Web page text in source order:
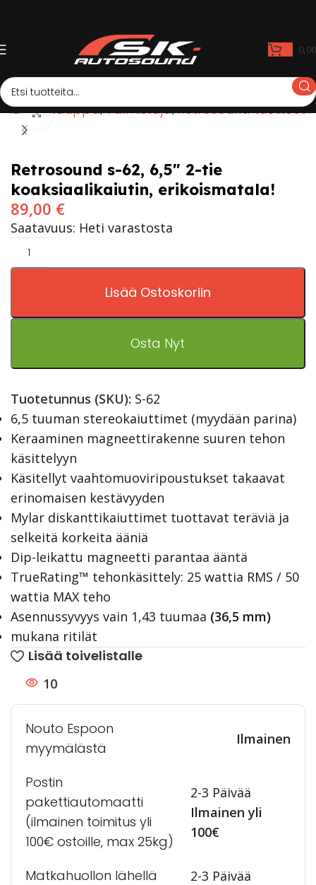
Etusivu Kauppa Valmistaja Retrosound tuotteet
Click to enlarge
Retrosound s-62, 6,5″ 2-tie
koaksiaalikaiutin, erikoismatala!
89,00 €
Saatavuus: Heti varastosta
Lisää Ostoskoriin
Osta Nyt
Tuotetunnus (SKU): S-62
6,5 tuuman stereokaiuttimet (myydään parina)
Keraaminen magneettirakenne suuren tehon
käsittelyyn
Käsitellyt vaahtomuoviripoustukset takaavat
erinomaisen kestävyyden
Mylar diskanttikaiuttimet tuottavat teräviä ja
selkeitä korkeita ääniä
Dip-leikattu magneetti parantaa ääntä
TrueRating™ tehonkäsittely: 25 wattia RMS / 50
wattia MAX teho
Asennussyvyys vain 1,43 tuumaa (36,5 mm)
mukana ritilät
Lisää toivelistalle
10
Nouto Espoon
myymälästä
Ilmainen
Postin
pakettiautomaatti
(ilmainen toimitus yli
100€ ostoille, max 25kg)
2-3 Päivää
Ilmainen yli
100€
Matkahuollon lähellä
2-3 Päivää